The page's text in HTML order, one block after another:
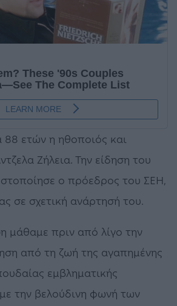
88 ετών η ηθοποιός και
Ζήλεια. Την είδηση του
ο πρόεδρος του ΣΕΗ,
σε σχετική ανάρτησή του.
μάθαμε πριν από λίγο την
από τη ζωή της αγαπημένης
εμβληματικής
την βελούδινη φωνή των